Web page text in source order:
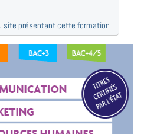
site présentant cette formation